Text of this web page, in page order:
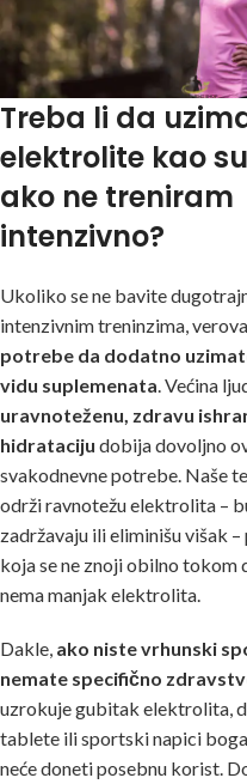
Treba li da
elektrolite kao
ako ne treniram
intenzivno?
Ukoliko se ne bavite
intenzivnim treninzima,
potrebe da dodatno
vidu suplemenata . Većina
uravnoteženu, zdravu
hidrataciju dobija dovoljno
svakodnevne potrebe. Naše
održi ravnotežu elektrolita –
zadržavaju ili eliminišu višak
koja se ne znoji obilno tokom
nema manjak elektrolita.
Dakle, ako niste vrhunski
nemate specifično
uzrokuje gubitak elektrolita,
tablete ili sportski napici
neće doneti posebnu korist.